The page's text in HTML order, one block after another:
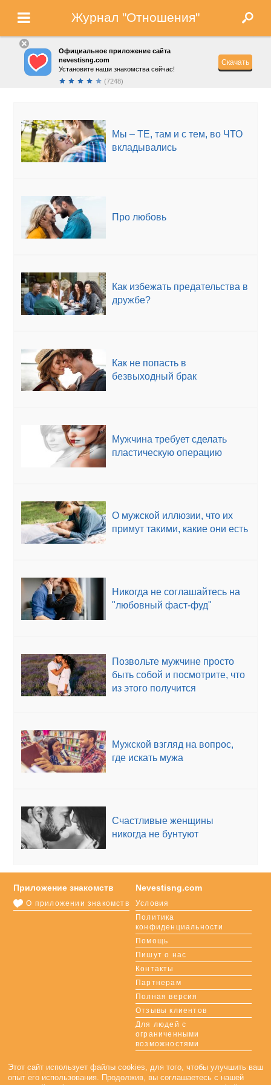
Журнал "Отношения"
Официальное приложение сайта
nevestisng.com
Установите наши знакомства сейчас!
(7248)
Скачать
Мы – ТЕ, там и с тем, во ЧТО
вкладывались
Про любовь
Как избежать предательства в
дружбе?
Как не попасть в
безвыходный брак
Мужчина требует сделать
пластическую операцию
О мужской иллюзии, что их
примут такими, какие они есть
Никогда не соглашайтесь на
"любовный фаст-фуд"
Позвольте мужчине просто
быть собой и посмотрите, что
из этого получится
Мужской взгляд на вопрос,
где искать мужа
Счастливые женщины
никогда не бунтуют
Nevestisng.com
Условия
Политика
конфиденциальности
Помощь
Пишут о нас
Контакты
Партнерам
Полная версия
Отзывы клиентов
Для людей с
ограниченными
возможностями
Приложение знакомств
О приложении знакомств
Наши партнеры
Этот сайт использует файлы cookies, для того, чтобы улучшить ваш
опыт его использования. Продолжив, вы соглашаетесь с нашей